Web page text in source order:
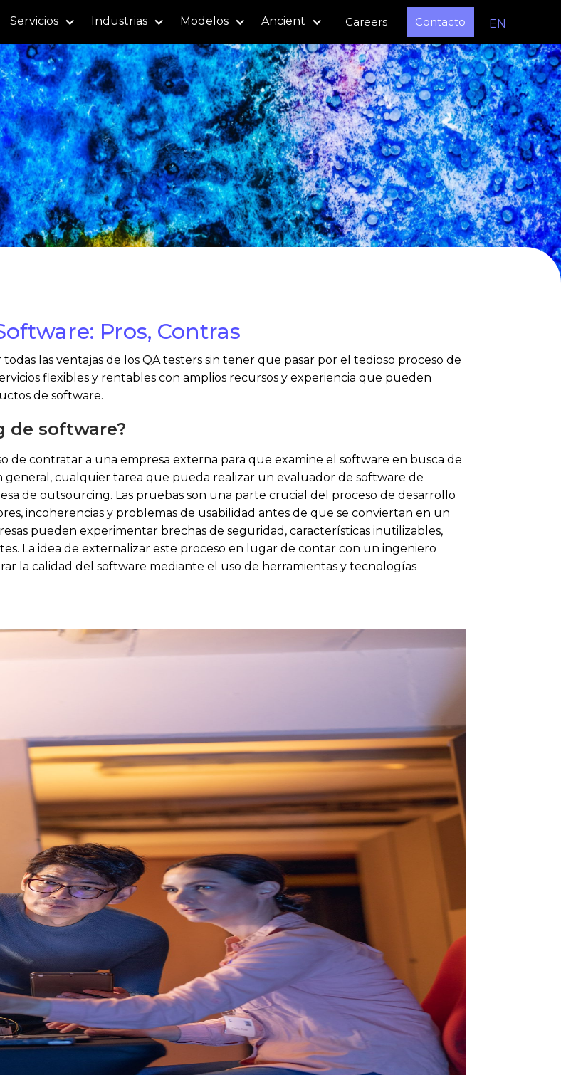
Servicios Industrias Modelos Ancient Careers Contacto EN
Pros, Contras
las ventajas de los QA testers sin tener que pasar por el tedioso proceso de
flexibles y rentables con amplios recursos y experiencia que pueden
de software.
de software?
de contratar a una empresa externa para que examine el software en busca de
general, cualquier tarea que pueda realizar un evaluador de software de
de outsourcing. Las pruebas son una parte crucial del proceso de desarrollo
incoherencias y problemas de usabilidad antes de que se conviertan en un
pueden experimentar brechas de seguridad, características inutilizables,
La idea de externalizar este proceso en lugar de contar con un ingeniero
la calidad del software mediante el uso de herramientas y tecnologías